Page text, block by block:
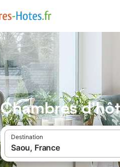
Chambres
Destination